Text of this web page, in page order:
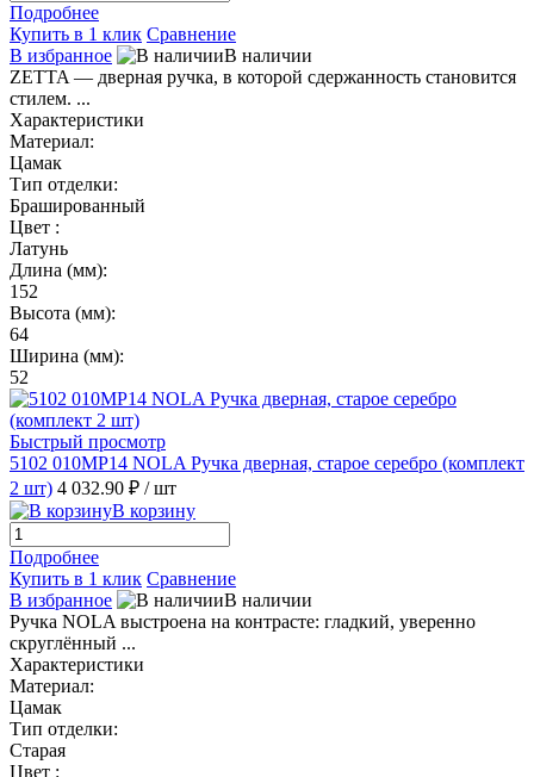
Подробнее
Купить в 1 клик Сравнение
В избранное
В наличии
ZETTA — дверная ручка, в которой сдержанность становится
стилем. ...
Характеристики
Материал:
Цамак
Тип отделки:
Брашированный
Цвет :
Латунь
Длина (мм):
152
Высота (мм):
64
Ширина (мм):
52
Быстрый просмотр
5102 010MP14 NOLA Ручка дверная, старое серебро (комплект
2 шт) 4 032.90 ₽ / шт
В корзину
Подробнее
Купить в 1 клик Сравнение
В избранное
В наличии
Ручка NOLA выстроена на контрасте: гладкий, уверенно
скруглённый ...
Характеристики
Материал:
Цамак
Тип отделки:
Старая
Цвет :